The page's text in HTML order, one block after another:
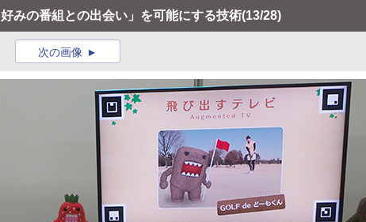
みの番組との出会い」を可能にする技術(13/28)
次の画像